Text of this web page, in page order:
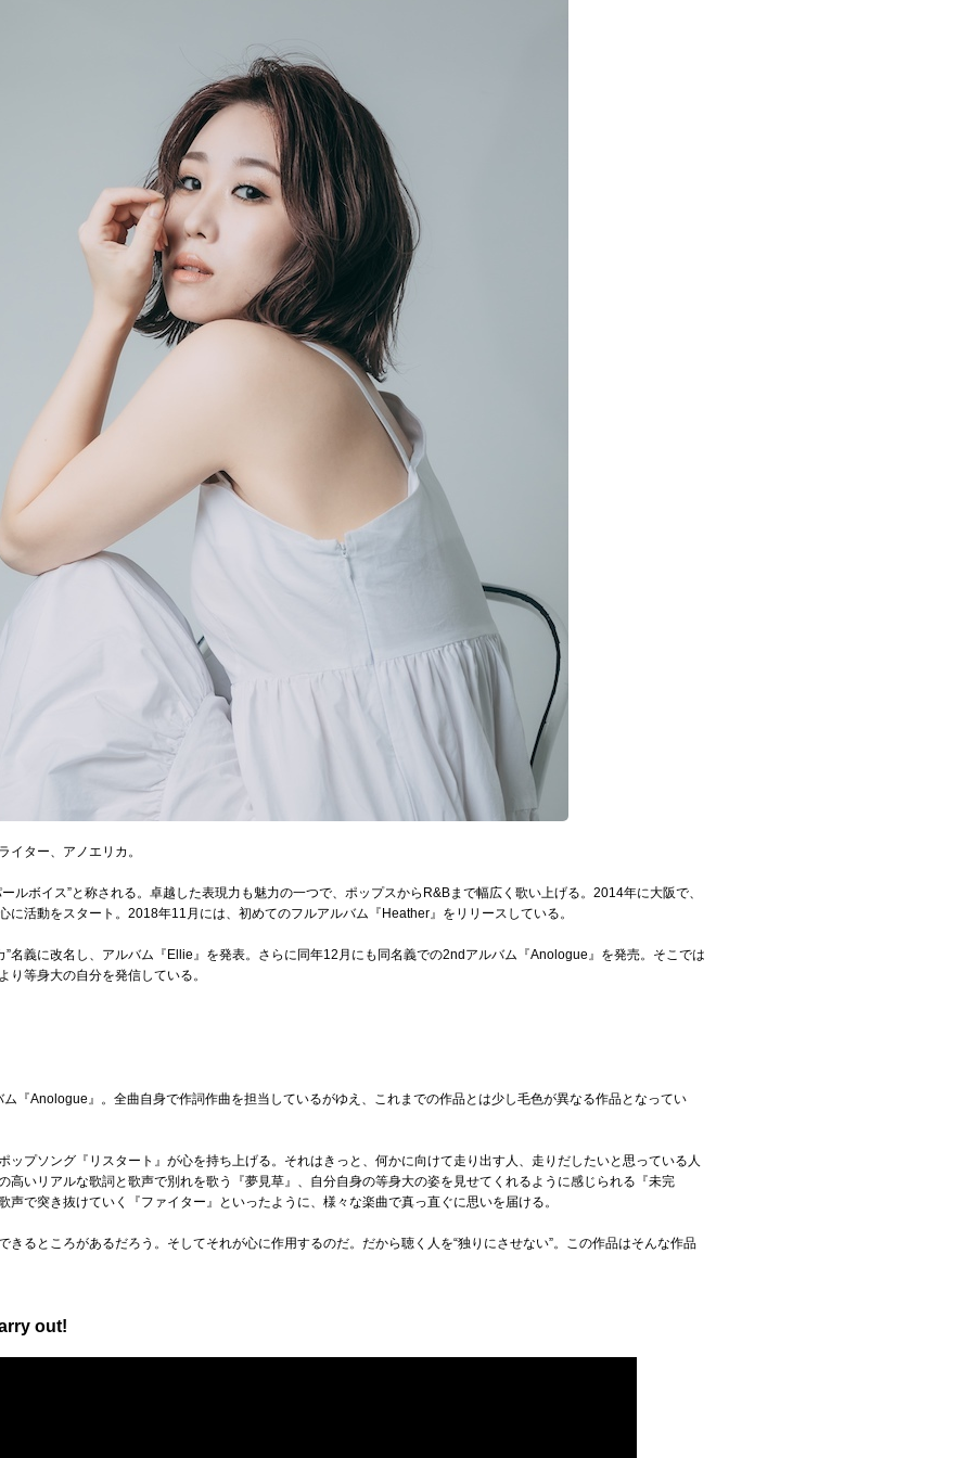
イター、アノエリカ。
ルボイス”と称される。卓越した表現力も魅力の一つで、ポップスからR&Bまで幅広く歌い上げる。2014年に大阪で、
に活動をスタート。2018年11月には、初めてのフルアルバム『Heather』をリリースしている。
”名義に改名し、アルバム『Ellie』を発表。さらに同年12月にも同名義での2ndアルバム『Anologue』を発売。そこでは
等身大の自分を発信している。
『Anologue』。全曲自身で作詞作曲を担当しているがゆえ、これまでの作品とは少し毛色が異なる作品となってい
ップソング『リスタート』が心を持ち上げる。それはきっと、何かに向けて走り出す人、走りだしたいと思っている人
高いリアルな歌詞と歌声で別れを歌う『夢見草』、自分自身の等身大の姿を見せてくれるように感じられる『未完
声で突き抜けていく『ファイター』といったように、様々な楽曲で真っ直ぐに思いを届ける。
きるところがあるだろう。そしてそれが心に作用するのだ。だから聴く人を“独りにさせない”。この作品はそんな作品
out!